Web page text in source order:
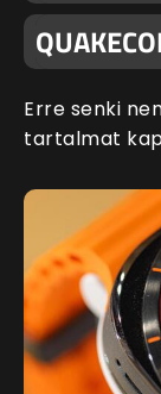
Erre senki
tartalmat